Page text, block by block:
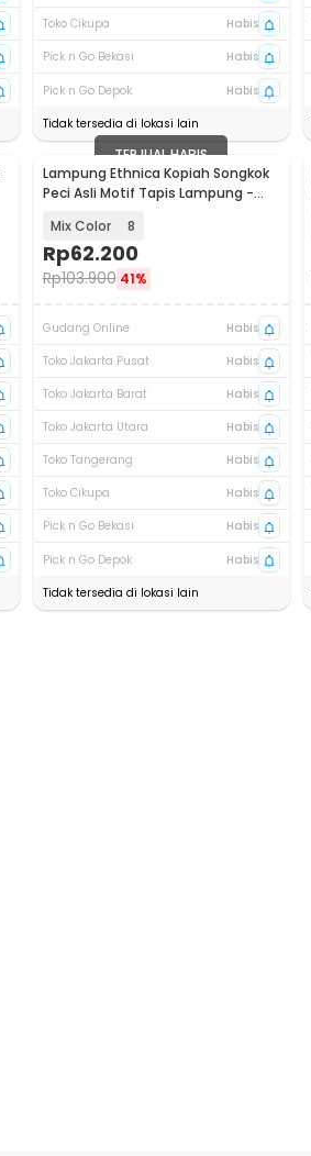
Toko Cikupa
Habis
Pick n Go Bekasi
Habis
Pick n Go Depok
Habis
Tidak tersedia di lokasi lain
TERJUAL HABIS
Lampung Ethnica Kopiah Songkok
Peci Asli Motif Tapis Lampung -
Mix Color 8
Rp62.200
Rp103.900 41%
Gudang Online
Habis
Toko Jakarta Pusat
Habis
Toko Jakarta Barat
Habis
Toko Jakarta Utara
Habis
Toko Tangerang
Habis
Toko Cikupa
Habis
Pick n Go Bekasi
Habis
Pick n Go Depok
Habis
Tidak tersedia di lokasi lain